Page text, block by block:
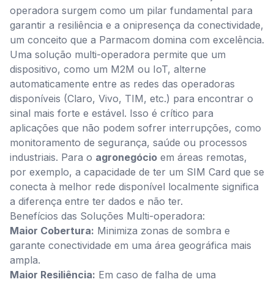
operadora surgem como um pilar fundamental para
garantir a resiliência e a onipresença da conectividade,
um conceito que a Parmacom domina com excelência.
Uma solução multi-operadora permite que um
dispositivo, como um M2M ou IoT, alterne
automaticamente entre as redes das operadoras
disponíveis (Claro, Vivo, TIM, etc.) para encontrar o
sinal mais forte e estável. Isso é crítico para
aplicações que não podem sofrer interrupções, como
monitoramento de segurança, saúde ou processos
industriais. Para o agronegócio em áreas remotas,
por exemplo, a capacidade de ter um SIM Card que se
conecta à melhor rede disponível localmente significa
a diferença entre ter dados e não ter.
Benefícios das Soluções Multi-operadora:
Maior Cobertura: Minimiza zonas de sombra e
garante conectividade em uma área geográfica mais
ampla.
Maior Resiliência: Em caso de falha de uma